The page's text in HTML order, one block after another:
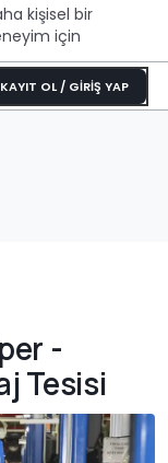
kişisel bir
için
KAYIT OL / GİRİŞ YAP
-
Tesisi